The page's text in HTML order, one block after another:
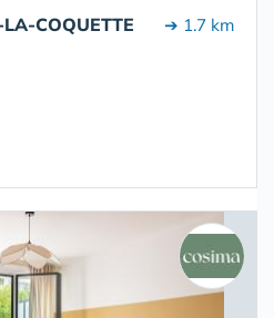
COQUETTE ➔ 1.7 km